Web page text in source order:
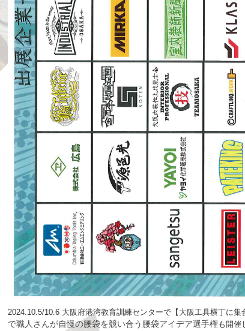
2024.10.5/10.6 大阪府港湾教育訓練センターで【大阪工具横丁に
で職人さんが自慢の腰袋を競い合う腰袋アイデア選手権も開催